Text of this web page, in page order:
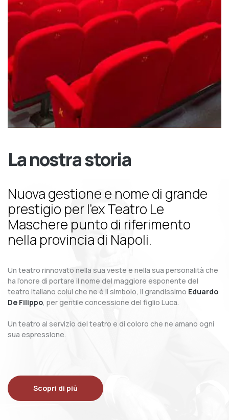
La nostra storia
Nuova gestione e nome di grande
prestigio per l’ex Teatro Le
Maschere punto di riferimento
nella provincia di Napoli.
Un teatro rinnovato nella sua veste e nella sua personalità che
ha l’onore di portare il nome del maggiore esponente del
teatro italiano colui che ne è il simbolo, il grandissimo Eduardo
De Filippo, per gentile concessione del figlio Luca.
Un teatro al servizio del teatro e di coloro che ne amano ogni
sua espressione.
Scopri di più